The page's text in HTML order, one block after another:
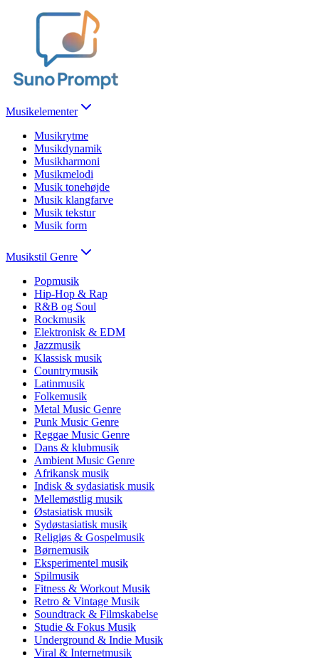
Musikelementer
Musikrytme
Musikdynamik
Musikharmoni
Musikmelodi
Musik tonehøjde
Musik klangfarve
Musik tekstur
Musik form
Musikstil Genre
Popmusik
Hip-Hop & Rap
R&B og Soul
Rockmusik
Elektronisk & EDM
Jazzmusik
Klassisk musik
Countrymusik
Latinmusik
Folkemusik
Metal Music Genre
Punk Music Genre
Reggae Music Genre
Dans & klubmusik
Ambient Music Genre
Afrikansk musik
Indisk & sydasiatisk musik
Mellemøstlig musik
Østasiatisk musik
Sydøstasiatisk musik
Religiøs & Gospelmusik
Børnemusik
Eksperimentel musik
Spilmusik
Fitness & Workout Musik
Retro & Vintage Musik
Soundtrack & Filmskabelse
Studie & Fokus Musik
Underground & Indie Musik
Viral & Internetmusik